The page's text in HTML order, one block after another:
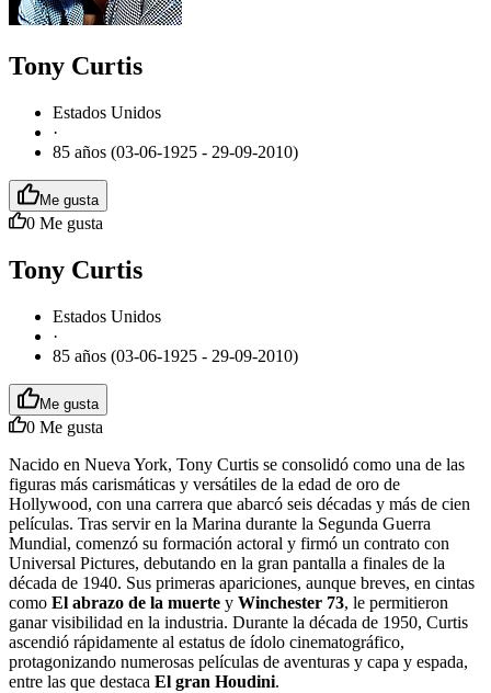
Tony Curtis
Estados Unidos
·
85 años (03-06-1925 - 29-09-2010)
Me gusta
0 Me gusta
Tony Curtis
Estados Unidos
·
85 años (03-06-1925 - 29-09-2010)
Me gusta
0 Me gusta
Nacido en Nueva York, Tony Curtis se consolidó como una de las
figuras más carismáticas y versátiles de la edad de oro de
Hollywood, con una carrera que abarcó seis décadas y más de cien
películas. Tras servir en la Marina durante la Segunda Guerra
Mundial, comenzó su formación actoral y firmó un contrato con
Universal Pictures, debutando en la gran pantalla a finales de la
década de 1940. Sus primeras apariciones, aunque breves, en cintas
como El abrazo de la muerte y Winchester 73, le permitieron
ganar visibilidad en la industria. Durante la década de 1950, Curtis
ascendió rápidamente al estatus de ídolo cinematográfico,
protagonizando numerosas películas de aventuras y capa y espada,
entre las que destaca El gran Houdini.